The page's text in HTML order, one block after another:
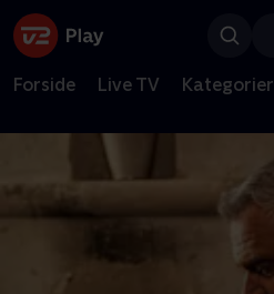
Forside Live TV Kategorier